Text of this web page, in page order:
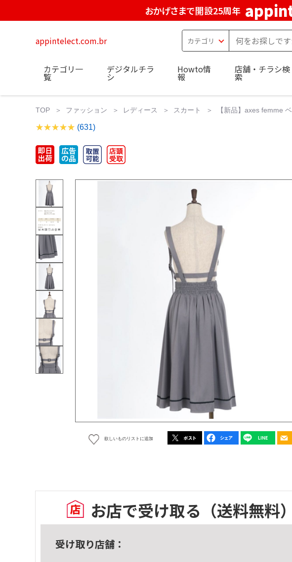
おかげさまで開設25周年
appintelect.com.br
カテゴリ一
覧
デジタルチラ
シ
Howto情
報
店舗・チラシ検
索
TOP ファッション レディース スカート 【新品】axes femme
(631)
欲しいものリストに追加
お店で受け取る （送料無料）
受け取り店舗：